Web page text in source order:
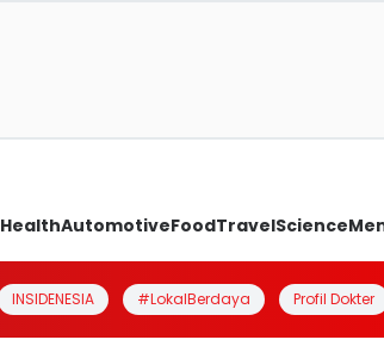
HealthAutomotiveFoodTravelScience
INSIDENESIA #LokalBerdaya Profil Dokter